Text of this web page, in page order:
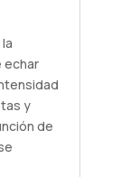
echar
y
de